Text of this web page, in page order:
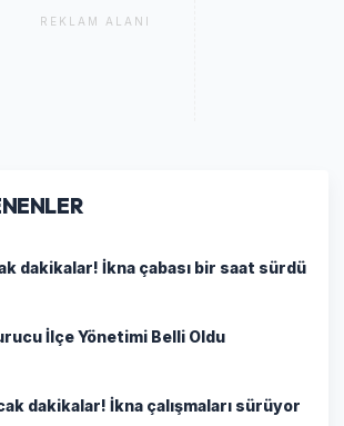
REKLAM ALANI
dakikalar! İkna çabası bir saat sürdü
İlçe Yönetimi Belli Oldu
dakikalar! İkna çalışmaları sürüyor